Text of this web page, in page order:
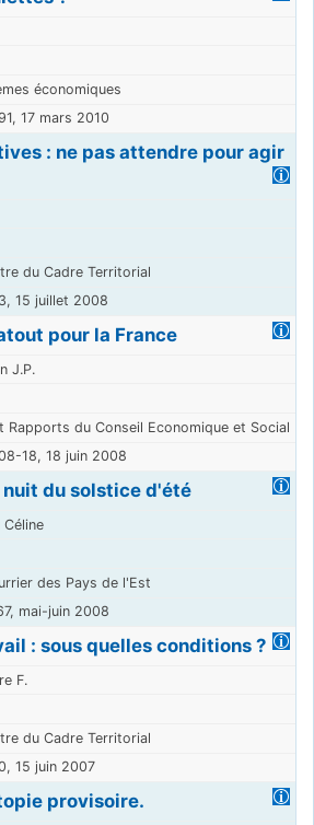
économiques
17 mars 2010
: ne pas attendre pour agir
du Cadre Territorial
15 juillet 2008
pour la France
J.P.
Rapports du Conseil Economique et Social
18, 18 juin 2008
nuit du solstice d'été
Céline
des Pays de l'Est
mai-juin 2008
: sous quelles conditions ?
F.
du Cadre Territorial
15 juin 2007
provisoire.